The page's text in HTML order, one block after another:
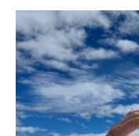
Реквизиты
Контакты
развитие
деловая этика
На главную